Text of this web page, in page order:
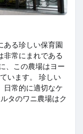
ある珍しい保育園
非常にまれである
、この農場はヨー
います。 珍しい
日常的に適切なケ
タのワニ農場はク